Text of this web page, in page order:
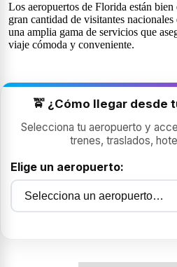
Los aeropuertos de Florida están bien
gran cantidad de visitantes
una amplia gama de servicios que
viaje cómoda y conveniente.